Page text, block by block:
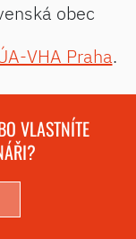
obec
VHA Praha.
VLASTNÍTE